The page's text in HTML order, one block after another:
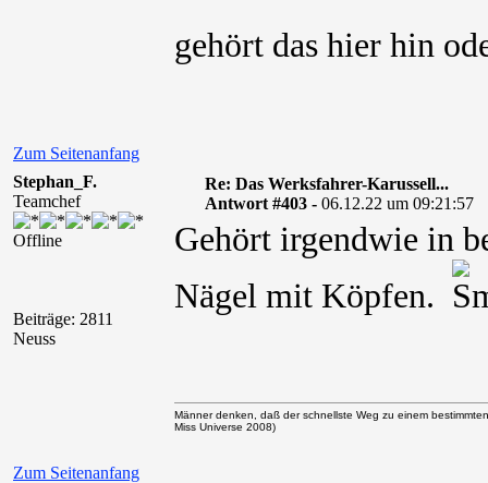
gehört das hier hin
Zum Seitenanfang
Stephan_F.
Teamchef
Offline
Beiträge: 2811
Neuss
Re: Das Werksfahrer-Karussell...
Antwort #403 - 06.12.22 um 09:21:57
Gehört irgendwie in
Nägel mit Köpfen.
Zum Seitenanfang
Männer denken, daß der schnellste Weg zu einem
Miss Universe 2008)